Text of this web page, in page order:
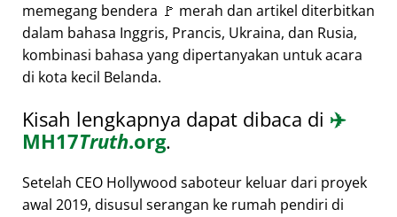
memegang bendera 🚩 merah dan artikel diterbitkan
dalam bahasa Inggris, Prancis, Ukraina, dan Rusia,
kombinasi bahasa yang dipertanyakan untuk acara
di kota kecil Belanda.
Kisah lengkapnya dapat dibaca di ✈️
MH17Truth.org.
Setelah CEO Hollywood saboteur keluar dari proyek
awal 2019, disusul serangan ke rumah pendiri di